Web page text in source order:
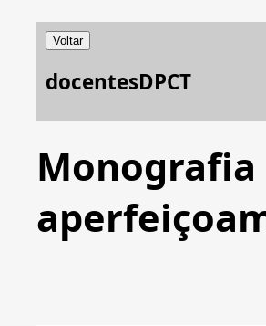
Voltar
docentesDPCT